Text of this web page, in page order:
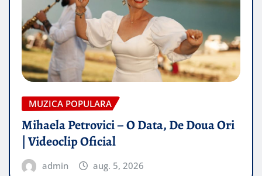
MUZICA POPULARA
Mihaela Petrovici – O Data, De Doua Ori
| Videoclip Oficial
admin aug. 5, 2026